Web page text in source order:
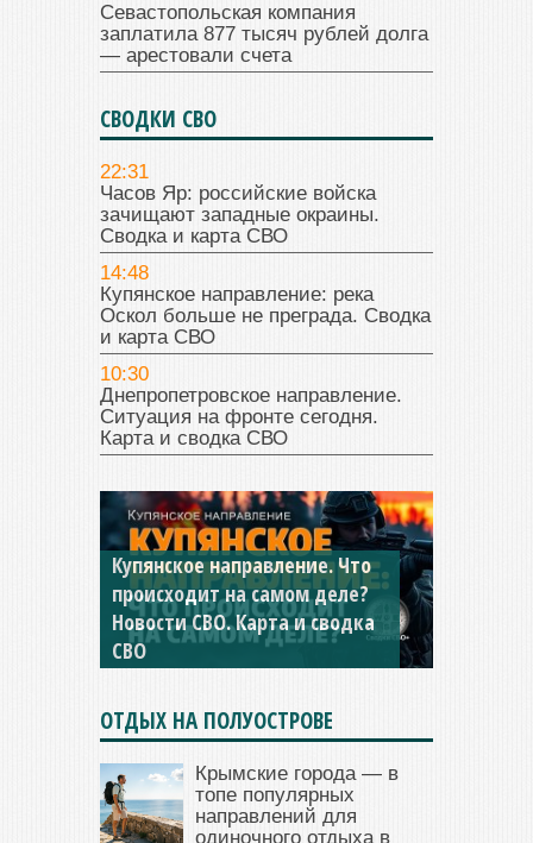
Севастопольская компания
заплатила 877 тысяч рублей долга
— арестовали счета
СВОДКИ СВО
22:31
Часов Яр: российские войска
зачищают западные окраины.
Сводка и карта СВО
14:48
Купянское направление: река
Оскол больше не преграда. Сводка
и карта СВО
10:30
Днепропетровское направление.
Ситуация на фронте сегодня.
Карта и сводка СВО
Купянское направление. Что
происходит на самом деле?
Новости СВО. Карта и сводка
СВО
ОТДЫХ НА ПОЛУОСТРОВЕ
Крымские города — в
топе популярных
направлений для
одиночного отдыха в